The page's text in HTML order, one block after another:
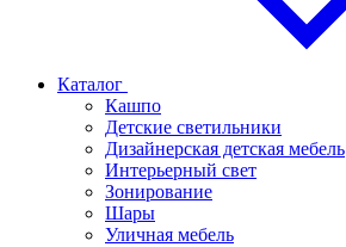
Каталог
Кашпо
Детские светильники
Дизайнерская детская мебель
Интерьерный свет
Зонирование
Шары
Уличная мебель